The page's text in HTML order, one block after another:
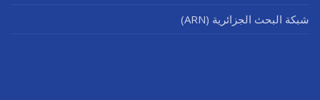
شبكة البحث الجزائرية (ARN)